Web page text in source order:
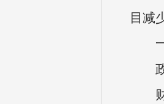
目减
一
政
财